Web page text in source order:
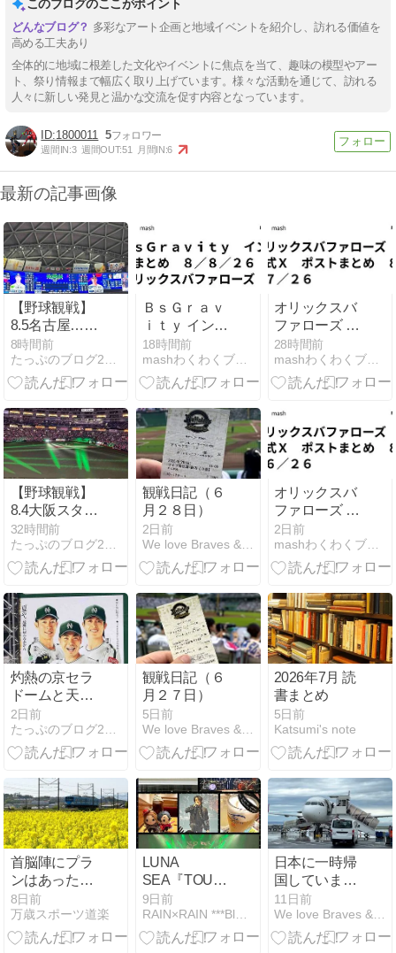
このブログのここがポイント
多彩なアート企画と地域イベントを紹介し、訪れる価値を
高める工夫あり
全体的に地域に根差した文化やイベントに焦点を当て、趣味の模型やアー
ト、祭り情報まで幅広く取り上げています。様々な活動を通じて、訪れる
人々に新しい発見と温かな交流を促す内容となっています。
1800011 5
週間IN:3 週間OUT:51 月間IN:6
最新の記事画像
【野球観戦】
8.5名古屋…ベ
テラン涌井６
回１失点&ナ
イスバント
8時間前
ＢｓＧｒａｖ
ｉｔｙ インス
タまとめ ８／
８／２６ オリ
ックスバファ
18時間前
オリックスバ
ファローズ 公
式Ｘ ポストま
とめ ８／７／
２６
28時間前
【野球観戦】
8.4大阪スタヂ
アム〜南海VS
東映
32時間前
観戦日記（６
月２８日）
2日前
オリックスバ
ファローズ 公
式Ｘ ポストま
とめ ８／６／
２６
2日前
灼熱の京セラ
ドームと天国
のイオンモー
ルを３往復
2日前
観戦日記（６
月２７日）
5日前
2026年7月 読
書まとめ
5日前
Katsumi's note
首脳陣にプラ
ンはあった
の？ オリック
スバファロー
ズ2026
8日前
万歳スポーツ道楽
LUNA
SEA『TOUR
2026
UNENDING
JOURNEY -
9日前
日本に一時帰
国していまし
た
11日前